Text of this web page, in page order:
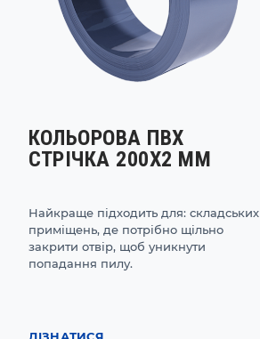
КОЛЬОРОВА ПВХ
СТРІЧКА 200Х2 ММ
Найкраще підходить для: складських
приміщень, де потрібно щільно
закрити отвір, щоб уникнути
попадання пилу.
ДІЗНАТИСЯ